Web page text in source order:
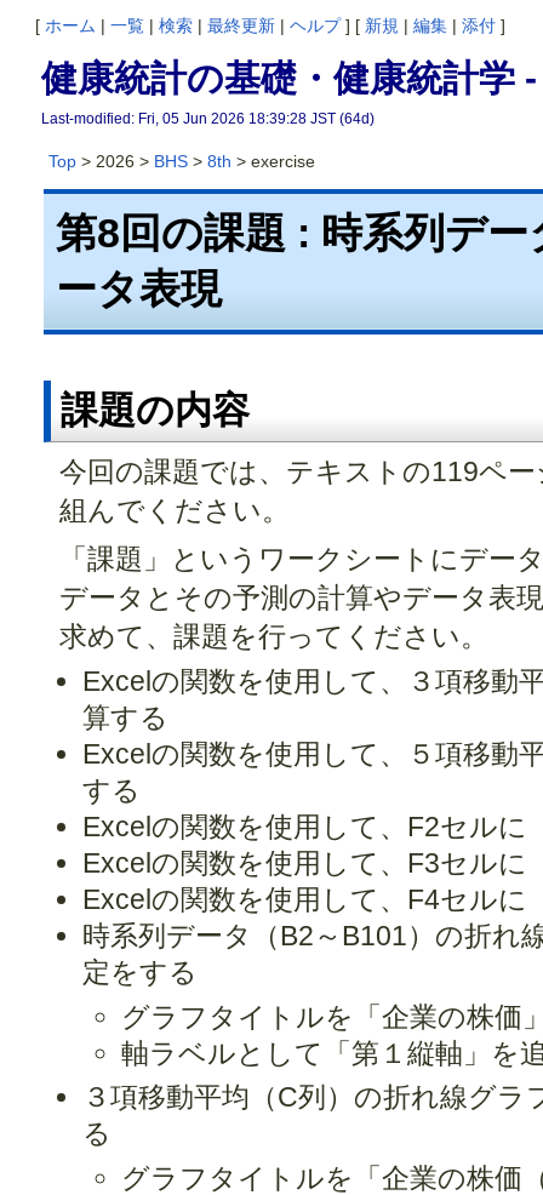
[ ホーム | 一覧 | 検索 | 最終更新 | ヘルプ] [ 新規 | 編集 | 添付 ]
健康統計の基礎・健康統計学
Last-modified: Fri, 05 Jun 2026 18:39:28 JST (64d)
Top> 2026 > BHS> 8th > exercise
第8回の課題 : 時系列デ
ータ表現
課題の内容
今回の課題では、テキストの119ペ
組んでください。
「課題」というワークシートにデー
データとその予測の計算やデータ表
求めて、課題を行ってください。
Excelの関数を使用して、３項移動
算する
Excelの関数を使用して、５項移動
する
Excelの関数を使用して、F2セルに
Excelの関数を使用して、F3セルに
Excelの関数を使用して、F4セルに
時系列データ（B2～B101）の折れ
定をする
グラフタイトルを「企業の株価
軸ラベルとして「第１縦軸」を
３項移動平均（C列）の折れ線グ
る
グラフタイトルを「企業の株価